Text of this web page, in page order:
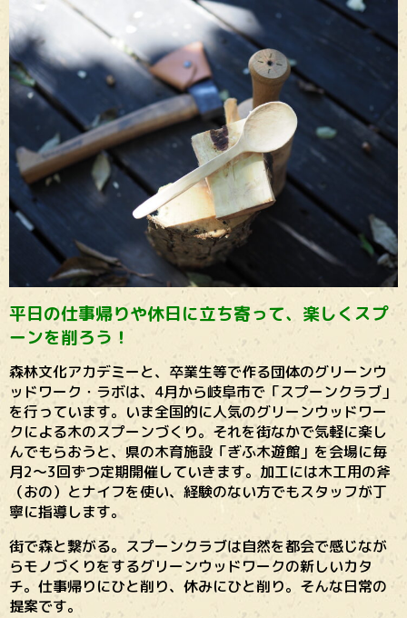
平日の仕事帰りや休日に立ち寄って、楽しくスプ
ーンを削ろう！
森林文化アカデミーと、卒業生等で作る団体のグリーンウ
ッドワーク・ラボは、4月から岐阜市で「スプーンクラブ」
を行っています。いま全国的に人気のグリーンウッドワー
クによる木のスプーンづくり。それを街なかで気軽に楽し
んでもらおうと、県の木育施設「ぎふ木遊館」を会場に毎
月2〜3回ずつ定期開催していきます。加工には木工用の斧
（おの）とナイフを使い、経験のない方でもスタッフが丁
寧に指導します。
街で森と繋がる。スプーンクラブは自然を都会で感じなが
らモノづくりをするグリーンウッドワークの新しいカタ
チ。仕事帰りにひと削り、休みにひと削り。そんな日常の
提案です。